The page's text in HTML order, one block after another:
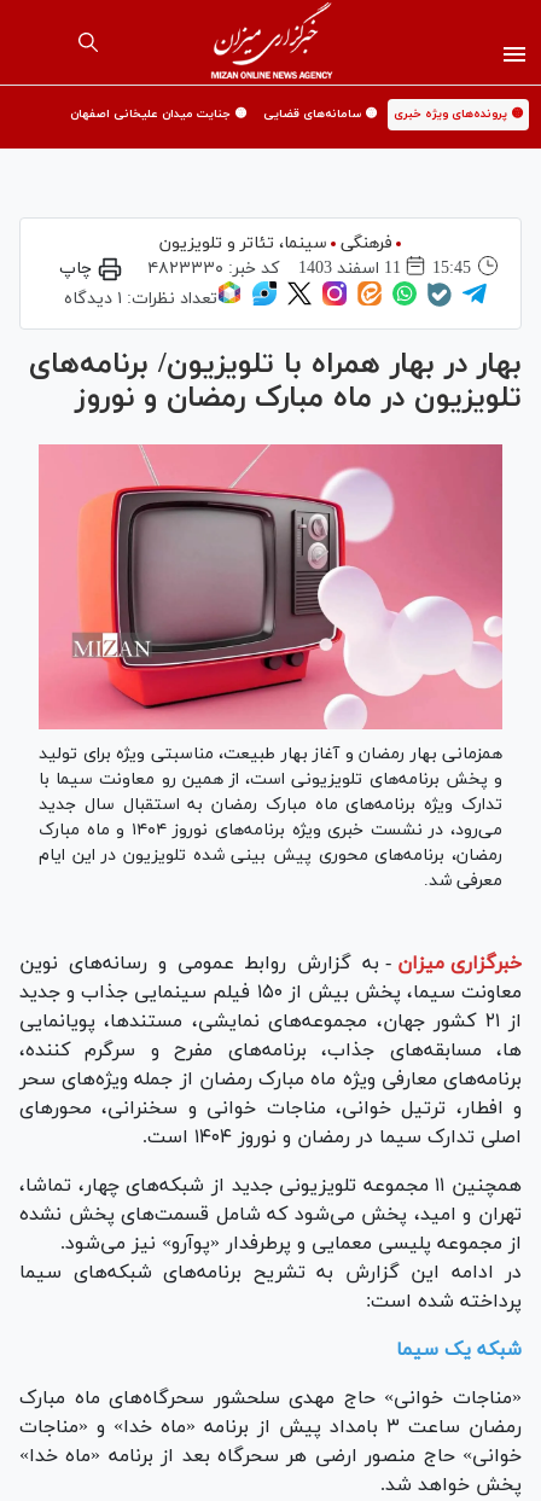
🟡 پرونده‌های ویژه خبری 🟡 سامانه‌های قضایی 🟡 جنایت میدان علیخانی اصفهان
فرهنگی
سینما،‌ تئاتر و تلویزیون
15:45
11 اسفند 1403 کد خبر: ۴۸۲۳۳۳۰
چاپ
تعداد نظرات: ۱ دیدگاه
بهار در بهار همراه با تلویزیون/ برنامه‌های
تلویزیون در ماه مبارک رمضان و نوروز
همزمانی بهار رمضان و آغاز بهار طبیعت، مناسبتی ویژه برای تولید
و پخش برنامه‌های تلویزیونی است، از همین رو معاونت سیما با
تدارک ویژه برنامه‌های ماه مبارک رمضان به استقبال سال جدید
می‌رود، در نشست خبری ویژه برنامه‌های نوروز ۱۴۰۴ و ماه مبارک
رمضان، برنامه‌های محوری پیش بینی شده تلویزیون در این ایام
معرفی شد.
خبرگزاری میزان - به گزارش روابط عمومی و رسانه‌های نوین
معاونت سیما، پخش بیش از ۱۵۰ فیلم سینمایی جذاب و جدید
از ۲۱ کشور جهان، مجموعه‌های نمایشی، مستندها، پویانمایی
ها، مسابقه‌های جذاب، برنامه‌های مفرح و سرگرم کننده،
برنامه‌های معارفی ویژه ماه مبارک رمضان از جمله ویژه‌های سحر
و افطار، ترتیل خوانی، مناجات خوانی و سخنرانی، محور‌های
اصلی تدارک سیما در رمضان و نوروز ۱۴۰۴ است.
همچنین ۱۱ مجموعه تلویزیونی جدید از شبکه‌های چهار، تماشا،
تهران و امید، پخش می‌شود که شامل قسمت‌های پخش نشده
از مجموعه پلیسی معمایی و پرطرفدار «پوآرو» نیز می‌شود.
در ادامه این گزارش به تشریح برنامه‌های شبکه‌های سیما
پرداخته شده است:
شبکه یک سیما
«مناجات خوانی» حاج مهدی سلحشور سحرگاه‌های ماه مبارک
رمضان ساعت ۳ بامداد پیش از برنامه «ماه خدا» و «مناجات
خوانی» حاج منصور ارضی هر سحرگاه بعد از برنامه «ماه خدا»
پخش خواهد شد.